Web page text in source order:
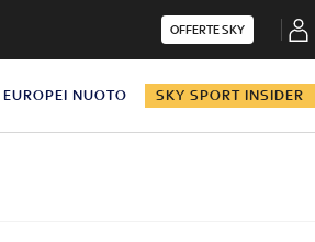
OFFERTE SKY
EUROPEI NUOTO SKY SPORT INSIDER